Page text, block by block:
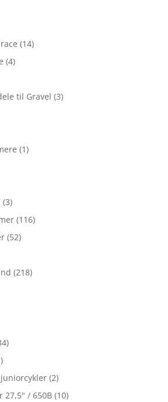
(14)
(4)
til Gravel (3)
(1)
(3)
(116)
(52)
(218)
(2)
27,5" / 650B (10)